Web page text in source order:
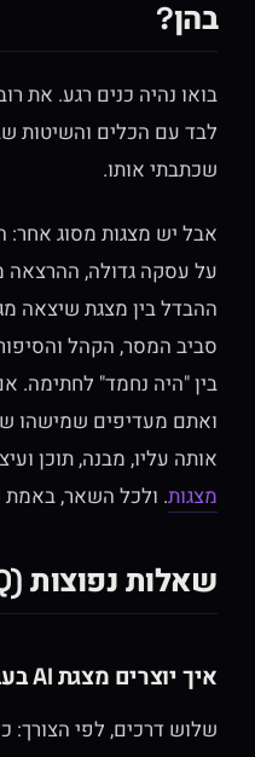
בהן?
בואו נהיה כנים רגע. את
לבד עם הכלים והשיטות
שכתבתי אותו.
אבל יש מצגות מסוג
ההבדל בין מצגת שיצאה
סביב המסר, הקהל
בין "היה נחמד" לחתימה.
ואתם מעדיפים שמישהו
אותה עליו, מבנה, תוכן
מצגות. ולכל השאר,
שאלות נפוצות (FAQ)
איך יוצרים מצגת AI בעברית?